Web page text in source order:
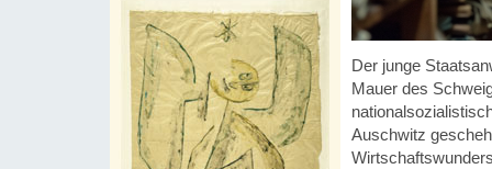
Der junge
Mauer des
Auschwitz